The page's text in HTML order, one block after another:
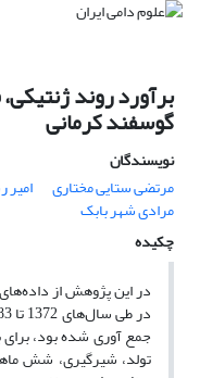
برآورد روند
گوسفند کرمانی
نویسندگان
مرتضی ستایی مختاری
مرادی شهر بابک
چکیده
جمع آوری شده بود، برای
تولد، شیرگیری، شش